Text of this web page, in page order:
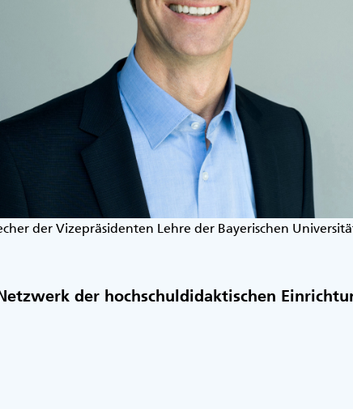
der Vizepräsidenten Lehre der Bayerischen
der hochschuldidaktischen